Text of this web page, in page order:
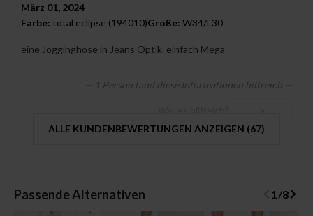
März 01, 2024
Farbe: total eclipse (194010)Größe:W34/L30
eine Jogginghose in Jeans Optik, einfach Mega
— 1 Person fand diese Informationen hilfreich —
ALLE KUNDENBEWERTUNGEN ANZEIGEN (67)
Passende Alternativen 1/8